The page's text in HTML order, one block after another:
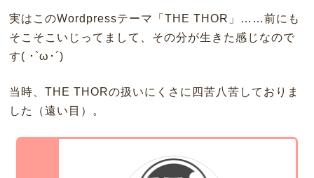
実はこのWordpressテーマ「THE THOR」……前にも
そこそこいじってまして、その分が生きた感じなので
す( ･`ω･´)
当時、THE THORの扱いにくさに四苦八苦しておりま
した（遠い目）。